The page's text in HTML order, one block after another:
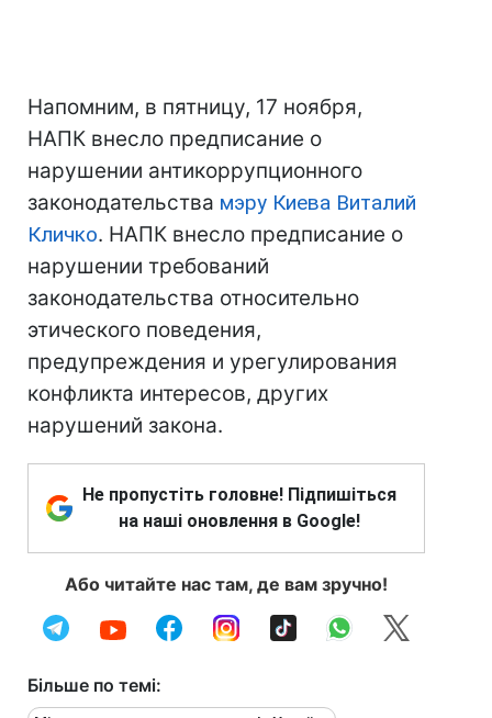
Напомним, в пятницу, 17 ноября,
НАПК внесло предписание о
нарушении антикоррупционного
законодательства мэру Киева Виталий
Кличко. НАПК внесло предписание о
нарушении требований
законодательства относительно
этического поведения,
предупреждения и урегулирования
конфликта интересов, других
нарушений закона.
Не пропустіть головне! Підпишіться
на наші оновлення в Google!
Або читайте нас там, де вам зручно!
Більше по темі: